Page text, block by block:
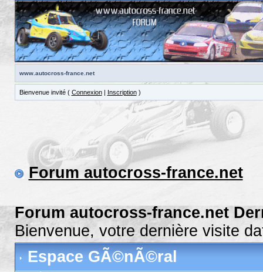
www.autocross-france.net
Bienvenue invité ( Connexion| Inscription)
Forum autocross-france.net
Forum autocross-france.net
Bienvenue, votre dernière visite
Espace GÃ©nÃ©ral